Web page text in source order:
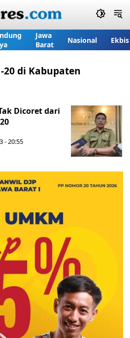
Jawa
Barat
Nasional Ekbis
di Kabupaten
Dicoret dari
- 20:55